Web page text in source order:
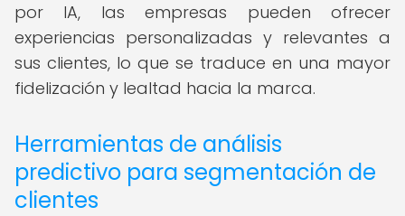
por IA, las empresas pueden ofrecer
experiencias personalizadas y relevantes a
sus clientes, lo que se traduce en una mayor
fidelización y lealtad hacia la marca.
Herramientas de análisis
predictivo para segmentación de
clientes